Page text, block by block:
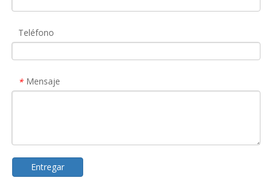
Teléfono
* Mensaje
Entregar